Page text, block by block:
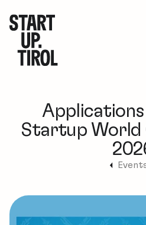
Applications
Startup World